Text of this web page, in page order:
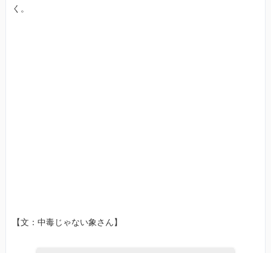
く。
【文：中毒じゃない象さん】